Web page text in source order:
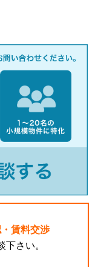
賃料交渉
下さい。